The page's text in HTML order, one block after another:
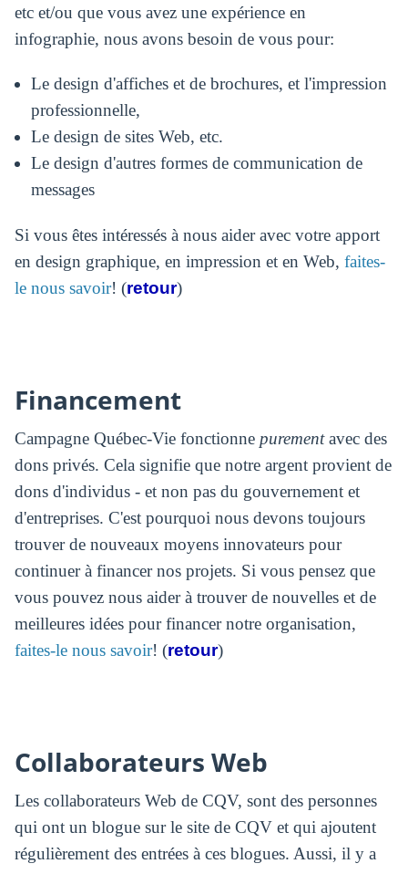
etc et/ou que vous avez une expérience en
infographie, nous avons besoin de vous pour:
Le design d'affiches et de brochures, et l'impression
professionnelle,
Le design de sites Web, etc.
Le design d'autres formes de communication de
messages
Si vous êtes intéressés à nous aider avec votre apport
en design graphique, en impression et en Web, faites-
le nous savoir! (retour)
Financement
Campagne Québec-Vie fonctionne purementavec des
dons privés. Cela signifie que notre argent provient de
dons d'individus - et non pas du gouvernement et
d'entreprises. C'est pourquoi nous devons toujours
trouver de nouveaux moyens innovateurs pour
continuer à financer nos projets. Si vous pensez que
vous pouvez nous aider à trouver de nouvelles et de
meilleures idées pour financer notre organisation,
faites-le nous savoir! (retour)
Collaborateurs Web
Les collaborateurs Web de CQV, sont des personnes
qui ont un blogue sur le site de CQV et qui ajoutent
régulièrement des entrées à ces blogues. Aussi, il y a